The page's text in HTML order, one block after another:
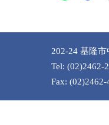
202-24 基隆
Tel: (02)2462-
Fax: (02)2462-